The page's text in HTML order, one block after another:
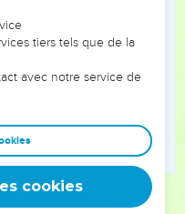
lui donneras le nom de
de ses péchés. »
ce que le Seigneur
au monde un fils et on
« Dieu avec nous ».
du Seigneur lui avait
tiers tels que de la
avec notre service de
cookies